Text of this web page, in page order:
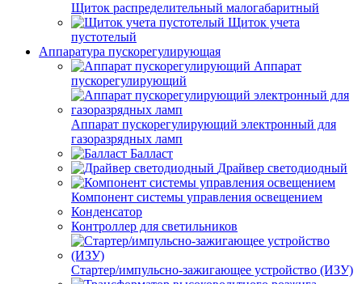
Щиток распределительный малогабаритный
Щиток учета
пустотелый
Аппаратура пускорегулирующая
Аппарат
пускорегулирующий
Аппарат пускорегулирующий электронный для
газоразрядных ламп
Балласт
Драйвер светодиодный
Компонент системы управления освещением
Конденсатор
Контроллер для светильников
Стартер/импульсно-зажигающее устройство (ИЗУ)